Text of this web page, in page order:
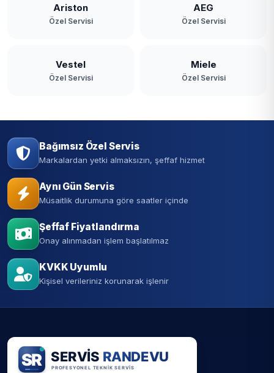
Ariston
Özel Servisi
AEG
Özel Servisi
Vestel
Özel Servisi
Miele
Özel Servisi
Bağımsız Özel Servis
Markalardan yetki almaksızın, şeffaf hizmet
Aynı Gün Servis
Müsaitlik durumuna göre saatler içinde
Şeffaf Fiyatlandırma
Onay alınmadan işlem başlatılmaz
KVKK Uyumlu
Kişisel verileriniz korunarak işlenir